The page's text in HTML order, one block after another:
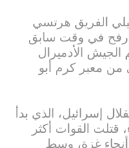
الفريق هرتسي
رفح في وقت سابق
الجيش الأدميرال
معبر كرم أبو
إسرائيل، الذي بدأ
قتلت القوات أكثر
أنحاء غزة، وسط